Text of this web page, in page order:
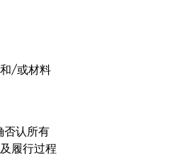
/或材料
否认所有
履行过程